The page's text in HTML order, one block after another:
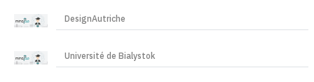
DesignAutriche
Université de Bialystok